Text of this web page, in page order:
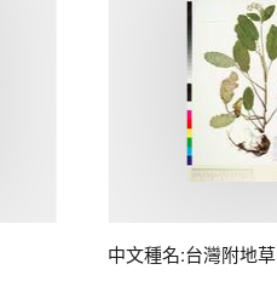
中文種名:台灣附地草